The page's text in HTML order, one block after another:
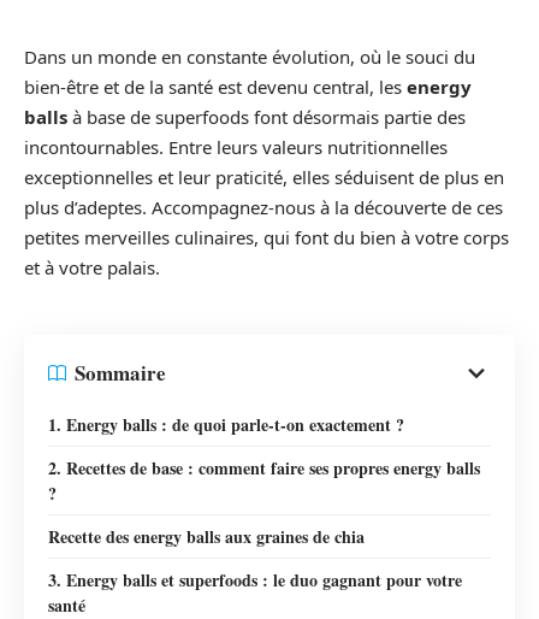
Dans un monde en constante évolution, où le souci du
bien-être et de la santé est devenu central, les energy
balls à base de superfoods font désormais partie des
incontournables. Entre leurs valeurs nutritionnelles
exceptionnelles et leur praticité, elles séduisent de plus en
plus d’adeptes. Accompagnez-nous à la découverte de ces
petites merveilles culinaires, qui font du bien à votre corps
et à votre palais.
Sommaire
1. Energy balls : de quoi parle-t-on exactement ?
2. Recettes de base : comment faire ses propres energy balls
?
Recette des energy balls aux graines de chia
3. Energy balls et superfoods : le duo gagnant pour votre
santé